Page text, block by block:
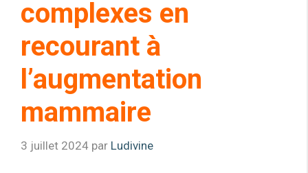
complexes en
recourant à
l’augmentation
mammaire
3 juillet 2024 par Ludivine